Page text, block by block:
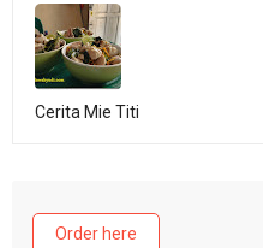
Cerita Mie Titi
Order here